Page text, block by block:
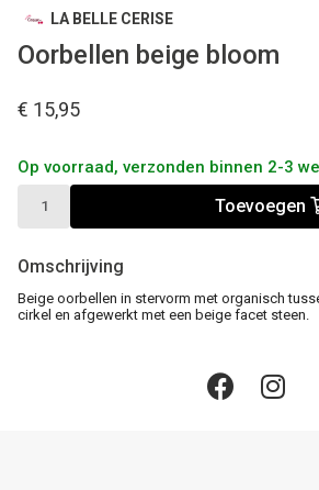
LA BELLE CERISE
Oorbellen beige bloom
€ 15,95
Op voorraad, verzonden binnen 2-3
Toevoegen
Omschrijving
Beige oorbellen in stervorm met organisch
cirkel en afgewerkt met een beige facet steen.